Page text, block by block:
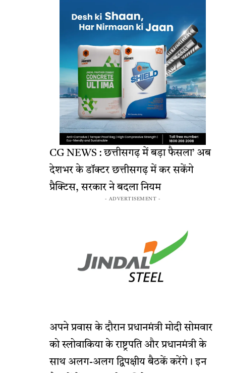
CG NEWS : छत्तीसगढ़ में बड़ा फैसला’ अब
देशभर के डॉक्टर छत्तीसगढ़ में कर सकेंगे
प्रैक्टिस, सरकार ने बदला नियम
- ADVERTISEMENT -
अपने प्रवास के दौरान प्रधानमंत्री मोदी सोमवार
को स्लोवाकिया के राष्ट्रपति और प्रधानमंत्री के
साथ अलग-अलग द्विपक्षीय बैठकें करेंगे। इन